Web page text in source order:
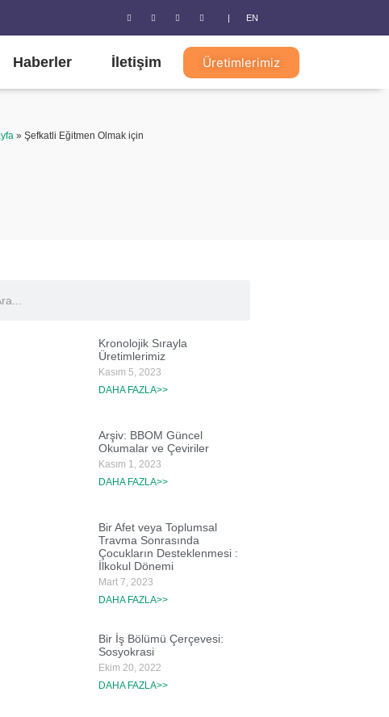
| EN
Haberler İletişim Üretimlerimiz
» Şefkatli Eğitmen Olmak için
Kronolojik Sırayla
Üretimlerimiz
Kasım 5, 2023
DAHA FAZLA>>
Arşiv: BBOM Güncel
Okumalar ve Çeviriler
Kasım 1, 2023
DAHA FAZLA>>
Bir Afet veya Toplumsal
Travma Sonrasında
Çocukların Desteklenmesi :
İlkokul Dönemi
Mart 7, 2023
DAHA FAZLA>>
Bir İş Bölümü Çerçevesi:
Sosyokrasi
Ekim 20, 2022
DAHA FAZLA>>